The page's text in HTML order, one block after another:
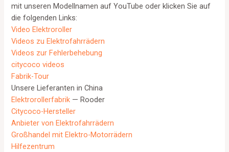
mit unseren Modellnamen auf YouTube oder klicken Sie auf
die folgenden Links:
Video Elektroroller
Videos zu Elektrofahrrädern
Videos zur Fehlerbehebung
citycoco videos
Fabrik-Tour
Unsere Lieferanten in China
Elektrorollerfabrik — Rooder
Citycoco-Hersteller
Anbieter von Elektrofahrrädern
Großhandel mit Elektro-Motorrädern
Hilfezentrum